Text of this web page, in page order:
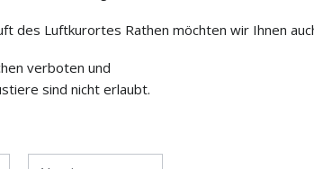
des Luftkurortes Rathen möchten wir Ihnen
verboten und
sind nicht erlaubt.